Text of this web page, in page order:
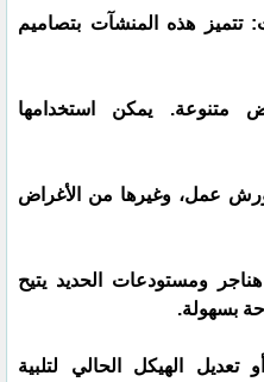
تتميز هذه المنشآت بتصاميم
متنوعة. يمكن استخدامها
عمل، وغيرها من الأغراض
ومستودعات الحديد يتيح
بسهولة.
الهيكل الحالي لتلبية